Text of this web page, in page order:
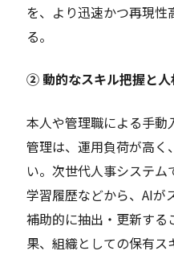
を、より迅速かつ再現
る。
② 動的なスキル把握と
本人や管理職による手動
管理は、運用負荷が高く
い。次世代人事システ
学習履歴などから、AIが
補助的に抽出・更新する
果、組織としての保有